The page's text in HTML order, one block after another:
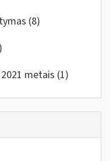
(8)
metais (1)